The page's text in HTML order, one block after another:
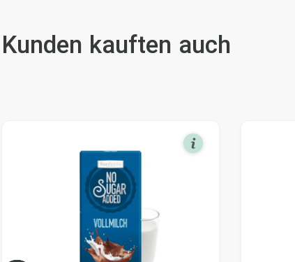
Kunden kauften auch